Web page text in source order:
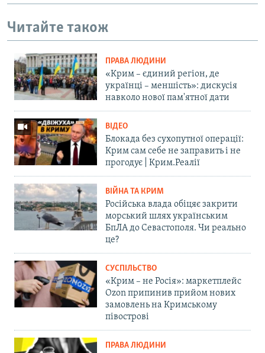
Читайте також
ПРАВА ЛЮДИНИ
«Крим – єдиний регіон, де
українці – меншість»: дискусія
навколо нової пам'ятної дати
ВІДЕО
Блокада без сухопутної операції:
Крим сам себе не заправить і не
прогодує | Крим.Реалії
ВІЙНА ТА КРИМ
Російська влада обіцяє закрити
морський шлях українським
БпЛА до Севастополя. Чи реально
це?
СУСПІЛЬСТВО
«Крим – не Росія»: маркетплейс
Ozon припинив прийом нових
замовлень на Кримському
півострові
ПРАВА ЛЮДИНИ